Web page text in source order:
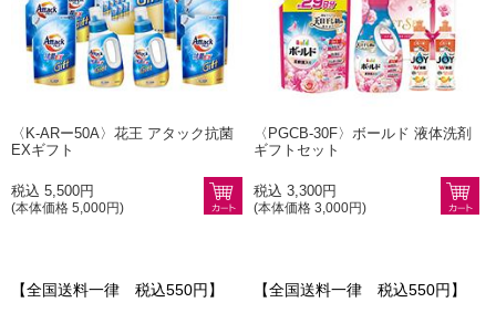
〈K-ARー50A〉花王 アタック抗菌
EXギフト
税込 5,500円
(本体価格 5,000円)
〈PGCB-30F〉ボールド 液体洗剤
ギフトセット
税込 3,300円
(本体価格 3,000円)
【全国送料一律 税込550円】 【全国送料一律 税込550円】